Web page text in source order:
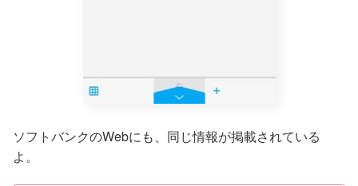
ソフトバンクのWebにも、同じ情報が掲載されている
よ。